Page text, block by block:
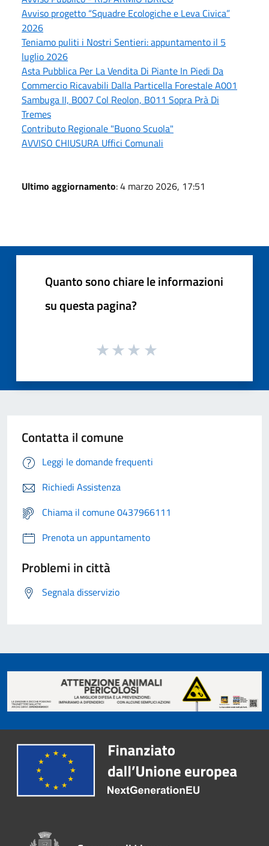
Avviso progetto “Squadre Ecologiche e Leva Civica”
2026
Teniamo puliti i Nostri Sentieri: appuntamento il 5
luglio 2026
Asta Pubblica Per La Vendita Di Piante In Piedi Da
Commercio Ricavabili Dalla Particella Forestale A001
Sambuga II, B007 Col Reolon, B011 Sopra Prà Di
Tremes
Contributo Regionale "Buono Scuola"
AVVISO CHIUSURA Uffici Comunali
Ultimo aggiornamento: 4 marzo 2026, 17:51
Quanto sono chiare le informazioni
su questa pagina?
Contatta il comune
Leggi le domande frequenti
Richiedi Assistenza
Chiama il comune 0437966111
Prenota un appuntamento
Problemi in città
Segnala disservizio